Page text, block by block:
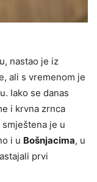
nastao je iz
ali s vremenom je
Iako se danas
i krvna zrnca
je u
i u Bošnjacima, u
prvi